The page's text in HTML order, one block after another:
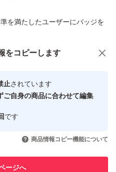
を満たしたユーザーにバッジを
このユーザーはYahoo!フリマの取
引を完了させた実績があります
での取引実績があります
適切なカテゴリ変更依頼は禁止です
をコピーします
止されています
ご自身の商品に合わせて編集
です
商品情報コピー機能について
ージへ
スメ